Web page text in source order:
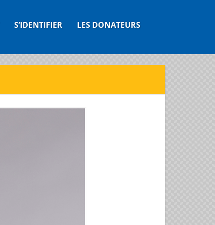
S’IDENTIFIER LES DONATEURS